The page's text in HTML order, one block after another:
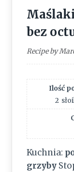
bez
Recipe by
Ilość
2
Kuchnia:
grzyby